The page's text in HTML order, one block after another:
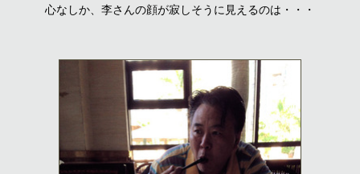
心なしか、李さんの顔が寂しそうに見えるのは・・・